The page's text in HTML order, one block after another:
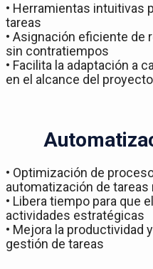
• Herramientas intuitivas
tareas
• Asignación eficiente de
sin contratiempos
• Facilita la adaptación a
en el alcance del proyecto
• Optimización de
automatización de tareas
• Libera tiempo para que
actividades estratégicas
• Mejora la productividad
gestión de tareas